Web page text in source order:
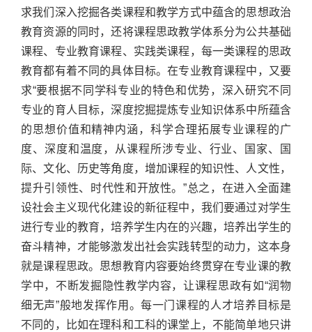
求我们深入挖掘各类课程和教学方式中蕴含的思想政治
教育资源的同时，还将课程思政教学体系分为公共基础
课程、专业教育课程、实践类课程，每一类课程的思政
教育都有着不同的具体目标。在专业教育课程中，又要
求“要根据不同学科专业的特色和优势，深入研究不同
专业的育人目标，深度挖掘提炼专业知识体系中所蕴含
的思想价值和精神内涵，科学合理拓展专业课程的广
度、深度和温度，从课程所涉专业、行业、国家、国
际、文化、历史等角度，增加课程的知识性、人文性，
提升引领性、时代性和开放性。”总之，在进入全面建
设社会主义现代化建设的新征程中，我们要通过对学生
进行专业的教育，培养学生内在的兴趣，培养出学生的
奋斗精神，才能够激发出社会实践转型的动力，这本身
就是课程思政。思想教育内容要始终贯穿在专业课的教
学中，不断发掘隐性教学内容，让课程思政有如“润物
细无声”般地发挥作用。每一门课程的人才培养目标是
不同的，比如在理科和工科的课堂上，不能简单地只讲